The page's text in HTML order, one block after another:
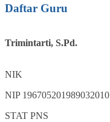
Daftar Guru
Trimintarti, S.Pd.
NIK
NIP 196705201989032010
STAT PNS